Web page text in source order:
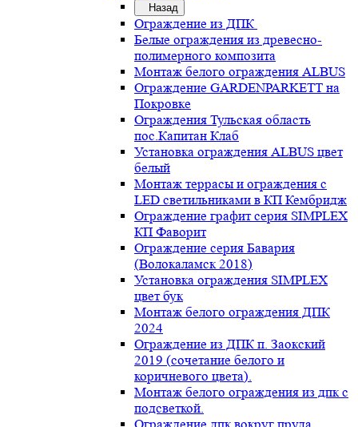
Назад
Ограждение из ДПК
Белые ограждения из древесно-
полимерного композита
Монтаж белого ограждения ALBUS
Ограждение GARDENPARKETT на
Покровке
Ограждения Тульская область
пос.Капитан Клаб
Установка ограждения ALBUS цвет
белый
Монтаж террасы и ограждения с
LED светильниками в КП Кембридж
Ограждение графит серия SIMPLEX
КП Фаворит
Ограждение серия Бавария
(Волокаламск 2018)
Установка ограждения SIMPLEX
цвет бук
Монтаж белого ограждения ДПК
2024
Ограждение из ДПК п. Заокский
2019 (сочетание белого и
коричневого цвета).
Монтаж белого ограждения из дпк с
подсветкой.